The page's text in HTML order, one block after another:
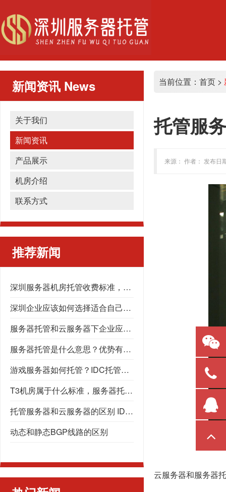
新闻资讯 News
关于我们
新闻资讯
产品展示
机房介绍
联系方式
推荐新闻
深圳服务器机房托管收费标准，深圳服务器托管
深圳企业应该如何选择适合自己的深圳服务器托管公司
服务器托管和云服务器下企业应如何抉择？托管服务器又应该在什么情况下选择呢？机柜租用，高电机房，GPU服务器托管，数据中心
服务器托管是什么意思？优势有什么？为什么选择服务器托管？
游戏服务器如何托管？IDC托管，高电机房，数据中心
T3机房属于什么标准，服务器托管应该选择什么样的机房，T3机房能提供什么服务
托管服务器和云服务器的区别 IDC机房 深圳服务器托管
动态和静态BGP线路的区别
当前位置： 首页 >
托管服
来源： 作者： 发布日
云服务器和服务器